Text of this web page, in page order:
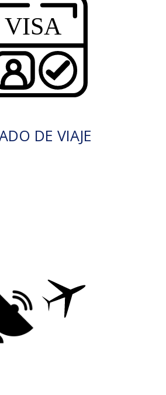
DE VIAJE